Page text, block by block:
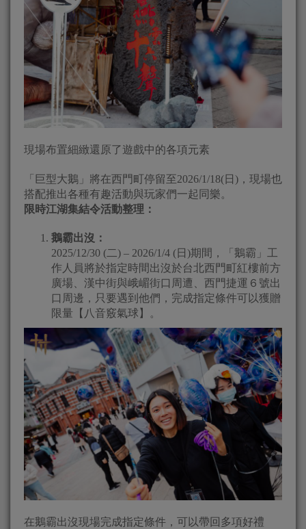
現場布置細緻還原了遊戲中的各項元素
「巨型大鵝」將在西門町停留至2026/1/18(日)，現場也
搭配推出各種有趣活動與玩家們一起同樂。
限時江湖集結令活動整理：
鵝霸出沒：
2025/12/30 (二) – 2026/1/4 (日)期間，「鵝霸」工
作人員將於指定時間出沒於台北西門町紅樓前方
廣場、漢中街與峨嵋街口周遭、西門捷運６號出
口周邊，只要遇到他們，完成指定條件可以獲贈
限量【八音竅氣球】。
在鵝霸出沒現場完成指定條件，可以帶回多項好禮